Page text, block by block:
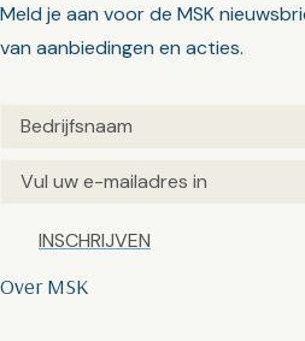
Over MSK
Meld je aan voor de MSK
van aanbiedingen en acties.
Untitled(Vereist)
Email(Vereist)
Captcha